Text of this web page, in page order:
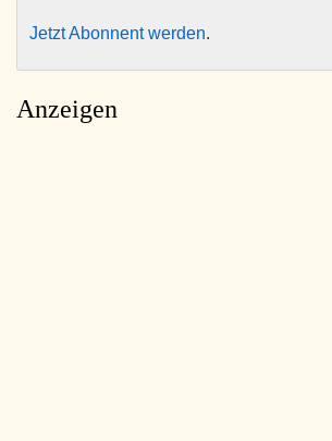
Jetzt Abonnent werden.
Anzeigen